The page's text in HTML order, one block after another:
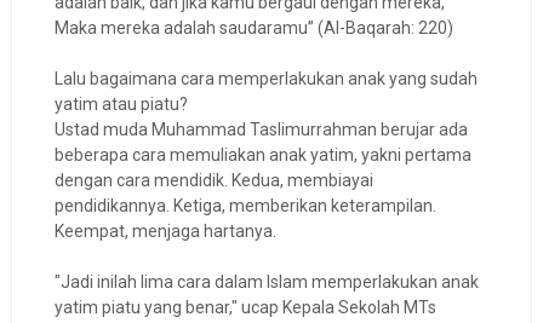
Maka mereka adalah saudaramu” (Al-Baqarah: 220)
Lalu bagaimana cara memperlakukan anak yang sudah
yatim atau piatu?
Ustad muda Muhammad Taslimurrahman berujar ada
beberapa cara memuliakan anak yatim, yakni pertama
dengan cara mendidik. Kedua, membiayai
pendidikannya. Ketiga, memberikan keterampilan.
Keempat, menjaga hartanya.
"Jadi inilah lima cara dalam Islam memperlakukan anak
yatim piatu yang benar," ucap Kepala Sekolah MTs